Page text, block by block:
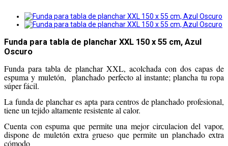
Funda para tabla de planchar XXL 150 x 55 cm, Azul
Oscuro
Funda para tabla de planchar XXL, acolchada con dos capas de
espuma y muletón, planchado perfecto al instante; plancha tu ropa
súper fácil.
La funda de planchar es apta para centros de planchado profesional,
tiene un tejido altamente resistente al calor.
Cuenta con espuma que permite una mejor circulacion del vapor,
dispone de muletón extra grueso que permite un planchado extra
cómodo